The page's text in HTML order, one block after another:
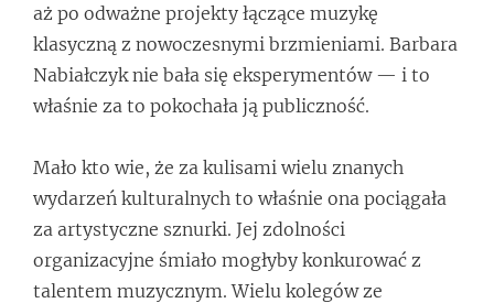
aż po odważne projekty łączące muzykę
klasyczną z nowoczesnymi brzmieniami. Barbara
Nabiałczyk nie bała się eksperymentów — i to
właśnie za to pokochała ją publiczność.
Mało kto wie, że za kulisami wielu znanych
wydarzeń kulturalnych to właśnie ona pociągała
za artystyczne sznurki. Jej zdolności
organizacyjne śmiało mogłyby konkurować z
talentem muzycznym. Wielu kolegów ze